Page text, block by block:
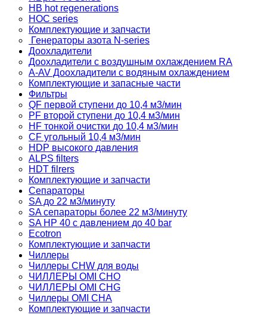
HB hot regenerations
HOC series
Комплектующие и запчасти
Генераторы азота N-series
Доохладители
Доохладители с воздушным охлаждением RA
A-AV Доохладители с водяным охлаждением
Комплектующие и запасные части
Фильтры
QF первой ступени до 10,4 м3/мин
PF второй ступени до 10,4 м3/мин
HF тонкой очистки до 10,4 м3/мин
CF угольный 10,4 м3/мин
HDP высокого давления
ALPS filters
HDT filrers
Комплектующие и запчасти
Сепараторы
SA до 22 м3/минуту
SA сепараторы более 22 м3/минуту
SA HP 40 с давлением до 40 bar
Ecotron
Комплектующие и запчасти
Чиллеры
Чиллеры CHW для воды
ЧИЛЛЕРЫ OMI CHO
ЧИЛЛЕРЫ OMI CHG
Чиллеры OMI CHA
Комплектующие и запчасти